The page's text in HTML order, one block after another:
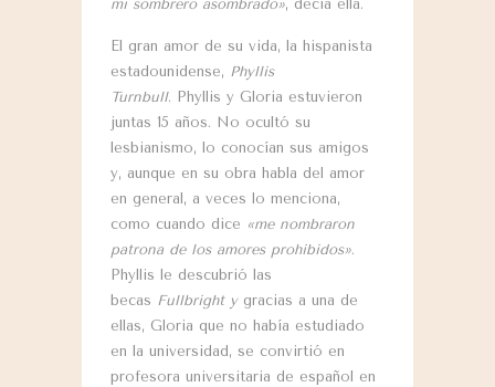
mi sombrero asombrado», decía ella.
El gran amor de su vida, la hispanista
estadounidense, Phyllis
Turnbull. Phyllis y Gloria estuvieron
juntas 15 años. No ocultó su
lesbianismo, lo conocían sus amigos
y, aunque en su obra habla del amor
en general, a veces lo menciona,
como cuando dice «me nombraron
patrona de los amores prohibidos».
Phyllis le descubrió las
becas Fullbright ygracias a una de
ellas, Gloria que no había estudiado
en la universidad, se convirtió en
profesora universitaria de español en